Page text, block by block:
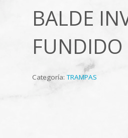
BALDE
FUNDIDO
Categoría:TRAMPAS